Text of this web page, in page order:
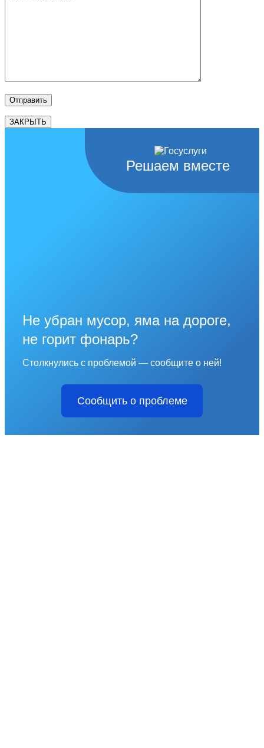
ЗАКРЫТЬ
Решаем вместе
Не убран мусор, яма на дороге,
не горит фонарь?
Столкнулись с проблемой — сообщите о ней!
Сообщить о проблеме